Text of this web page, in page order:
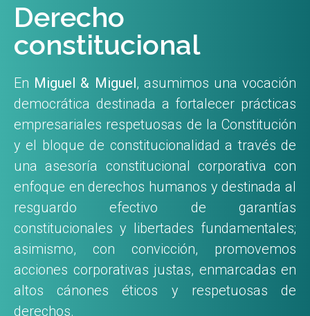
Derecho
constitucional
En Miguel & Miguel, asumimos una vocación
democrática destinada a fortalecer prácticas
empresariales respetuosas de la Constitución
y el bloque de constitucionalidad a través de
una asesoría constitucional corporativa con
enfoque en derechos humanos y destinada al
resguardo efectivo de garantías
constitucionales y libertades fundamentales;
asimismo, con convicción, promovemos
acciones corporativas justas, enmarcadas en
altos cánones éticos y respetuosas de
derechos.